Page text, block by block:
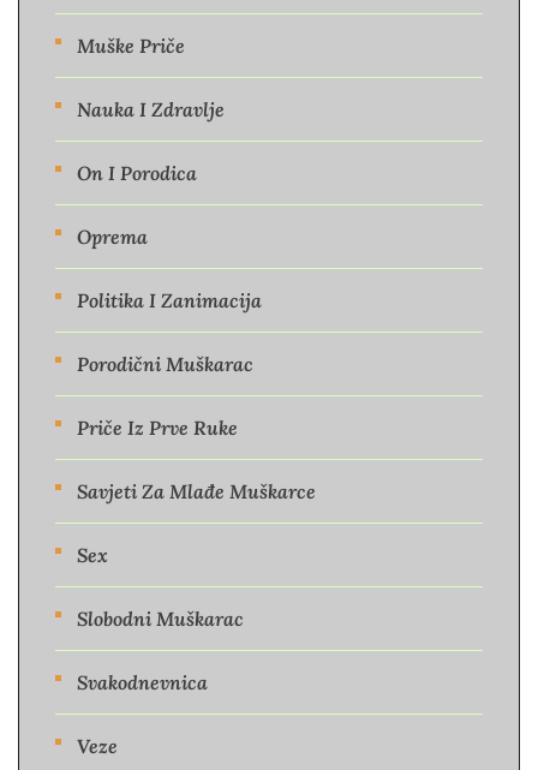
Muške Priče
Nauka I Zdravlje
On I Porodica
Oprema
Politika I Zanimacija
Porodični Muškarac
Priče Iz Prve Ruke
Savjeti Za Mlađe Muškarce
Sex
Slobodni Muškarac
Svakodnevnica
Veze